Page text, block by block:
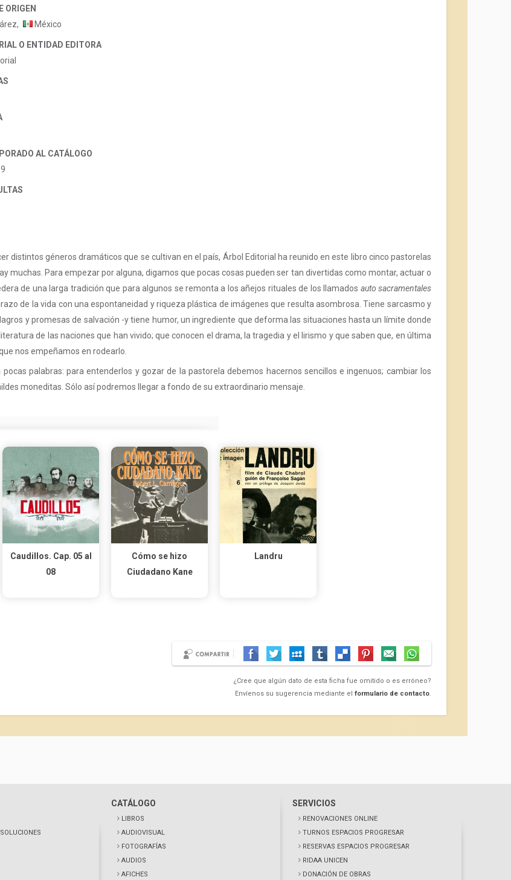
ORIGEN
México
O ENTIDAD EDITORA
AL CATÁLOGO
distintos géneros dramáticos que se cultivan en el país, Árbol Editorial ha reunido en este libro cinco pastorelas
muchas. Para empezar por alguna, digamos que pocas cosas pueden ser tan divertidas como montar, actuar o
de una larga tradición que para algunos se remonta a los añejos rituales de los llamados auto sacramentales
de la vida con una espontaneidad y riqueza plástica de imágenes que resulta asombrosa. Tiene sarcasmo y
y promesas de salvación -y tiene humor, un ingrediente que deforma las situaciones hasta un límite donde
de las naciones que han vivido; que conocen el drama, la tragedia y el lirismo y que saben que, en última
nos empeñamos en rodearlo.
palabras: para entenderlos y gozar de la pastorela debemos hacernos sencillos e ingenuos; cambiar los
moneditas. Sólo así podremos llegar a fondo de su extraordinario mensaje.
Caudillos. Cap. 05 al
08
Cómo se hizo
Ciudadano Kane
Landru
¿Cree que algún dato de esta ficha fue omitido o es erróneo?
Envíenos su sugerencia mediante el formulario de contacto.
CATÁLOGO
LIBROS
AUDIOVISUAL
FOTOGRAFÍAS
AUDIOS
AFICHES
SERVICIOS
RENOVACIONES ONLINE
TURNOS ESPACIOS PROGRESAR
RESERVAS ESPACIOS PROGRESAR
RIDAA UNICEN
DONACIÓN DE OBRAS